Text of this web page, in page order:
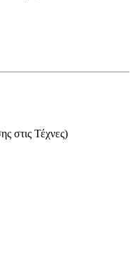
στις Τέχνες)